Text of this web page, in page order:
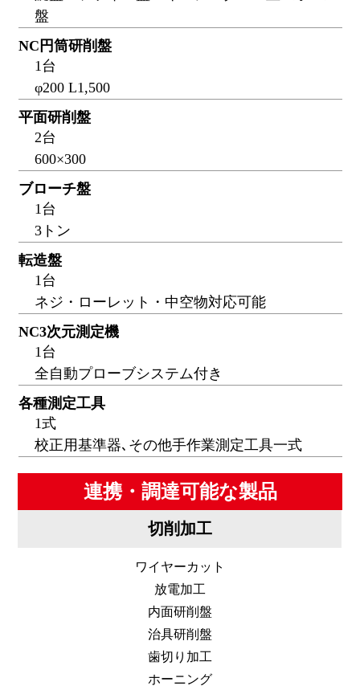
盤
NC円筒研削盤
1台
φ200 L1,500
平面研削盤
2台
600×300
ブローチ盤
1台
3トン
転造盤
1台
ネジ・ローレット・中空物対応可能
NC3次元測定機
1台
全自動プローブシステム付き
各種測定工具
1式
校正用基準器､その他手作業測定工具一式
連携・調達可能な製品
切削加工
ワイヤーカット
放電加工
内面研削盤
治具研削盤
歯切り加工
ホーニング